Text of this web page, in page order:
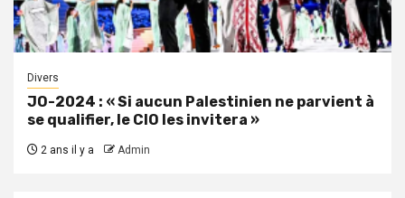
Divers
JO-2024 : « Si aucun Palestinien ne parvient à
se qualifier, le CIO les invitera »
2 ans il y a Admin